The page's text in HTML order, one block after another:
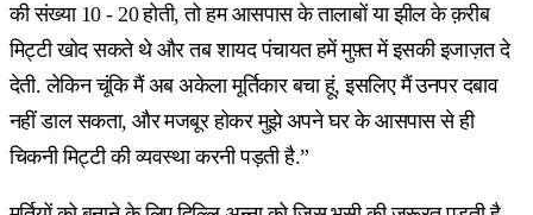
की संख्या 10 - 20 होती, तो हम आसपास के तालाबों या झील के क़रीब
मिट्टी खोद सकते थे और तब शायद पंचायत हमें मुफ़्त में इसकी इजाज़त दे
देती. लेकिन चूंकि मैं अब अकेला मूर्तिकार बचा हूं, इसलिए मैं उनपर दबाव
नहीं डाल सकता, और मजबूर होकर मुझे अपने घर के आसपास से ही
चिकनी मिट्टी की व्यवस्था करनी पड़ती है.”